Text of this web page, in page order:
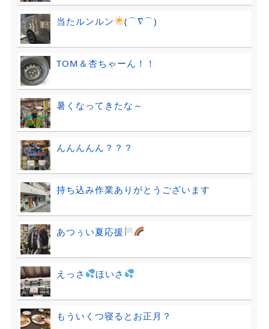
当たルンルン (⌒∇⌒)
TOM＆杏ちゃーん！！
暑くなってきたな～
んんんんん？？？
持ち込み作業ありがとうございます
あつぅい夏応援
えっさ ほいさ
もういくつ寝るとお正月？